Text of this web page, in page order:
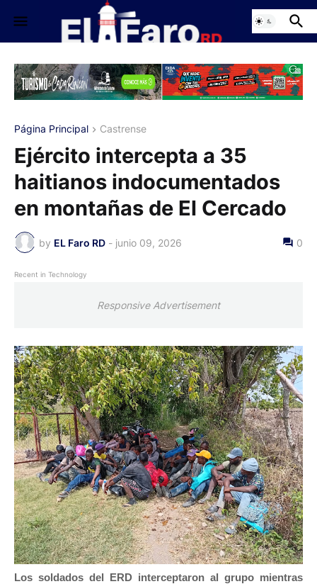
Página Principal Castrense
Ejército intercepta a 35
haitianos indocumentados
en montañas de El Cercado
by EL Faro RD - junio 09, 2026 0
Recent in Technology
Responsive Advertisement
Los soldados del ERD interceptaron al grupo mientras